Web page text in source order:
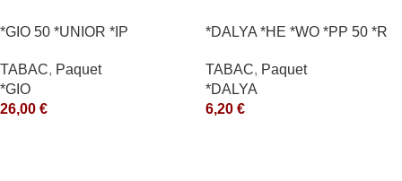
*GIO 50 *UNIOR *IP
TABAC, Paquet
*GIO
26,00 €
*DALYA *HE *WO *PP 50 *R
TABAC, Paquet
*DALYA
6,20 €